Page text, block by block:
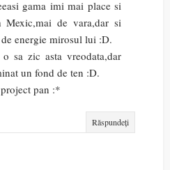
gama imi mai place si
de vara,dar si
energie mirosul lui :D.
sa zic asta vreodata,dar
un fond de ten :D.
pan :*
Răspundeți